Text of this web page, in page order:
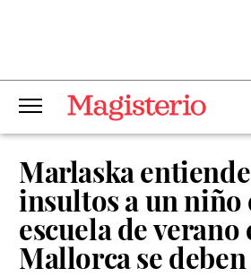
Marlaska
insultos a un niño
escuela de verano
Mallorca se